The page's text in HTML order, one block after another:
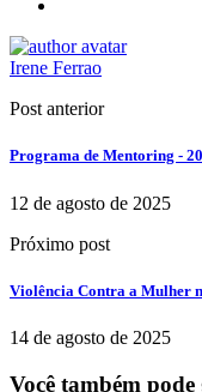
Irene Ferrao
Post anterior
Programa de Mentoring -
12 de agosto de 2025
Próximo post
Violência Contra a Mulher
14 de agosto de 2025
Você também pode